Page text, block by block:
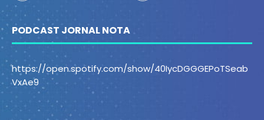
PODCAST JORNAL NOTA
https://open.spotify.com/show/40IycDGGGEPoTSeab
VxAe9